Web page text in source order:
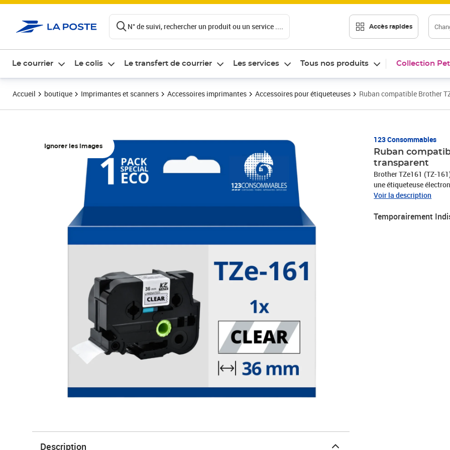
N° de suivi, rechercher un produit ou un service .... Accès rapides
Le courrier Le colis Le transfert de courrier Les services Tous nos produits Collection
Accueil boutique Imprimantes et scanners Accessoires imprimantes Accessoires pour étiqueteuses Ruban compatible Brother
Ignorer les images
123 Consommables
Ruban
transparent
Brother TZe161 (TZ-
une étiqueteuse
logo TZ et TZe. Utilisés
conçus pour durer,
de couleurs et de
Voir la description
Temporairement
Description